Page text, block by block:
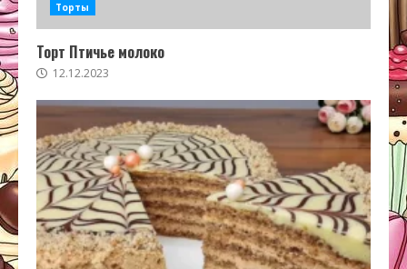
Торты
Торт Птичье молоко
12.12.2023